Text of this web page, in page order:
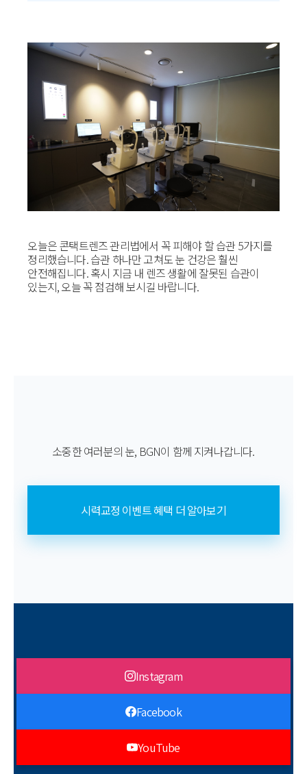
오늘은 콘택트렌즈 관리법에서 꼭 피해야 할 습관 5가지를
정리했습니다. 습관 하나만 고쳐도 눈 건강은 훨씬
안전해집니다. 혹시 지금 내 렌즈 생활에 잘못된 습관이
있는지, 오늘 꼭 점검해 보시길 바랍니다.
소중한 여러분의 눈, BGN이 함께 지켜나갑니다.
시력교정 이벤트 혜택 더 알아보기
Instagram
Facebook
YouTube